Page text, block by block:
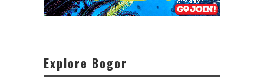
Explore Bogor